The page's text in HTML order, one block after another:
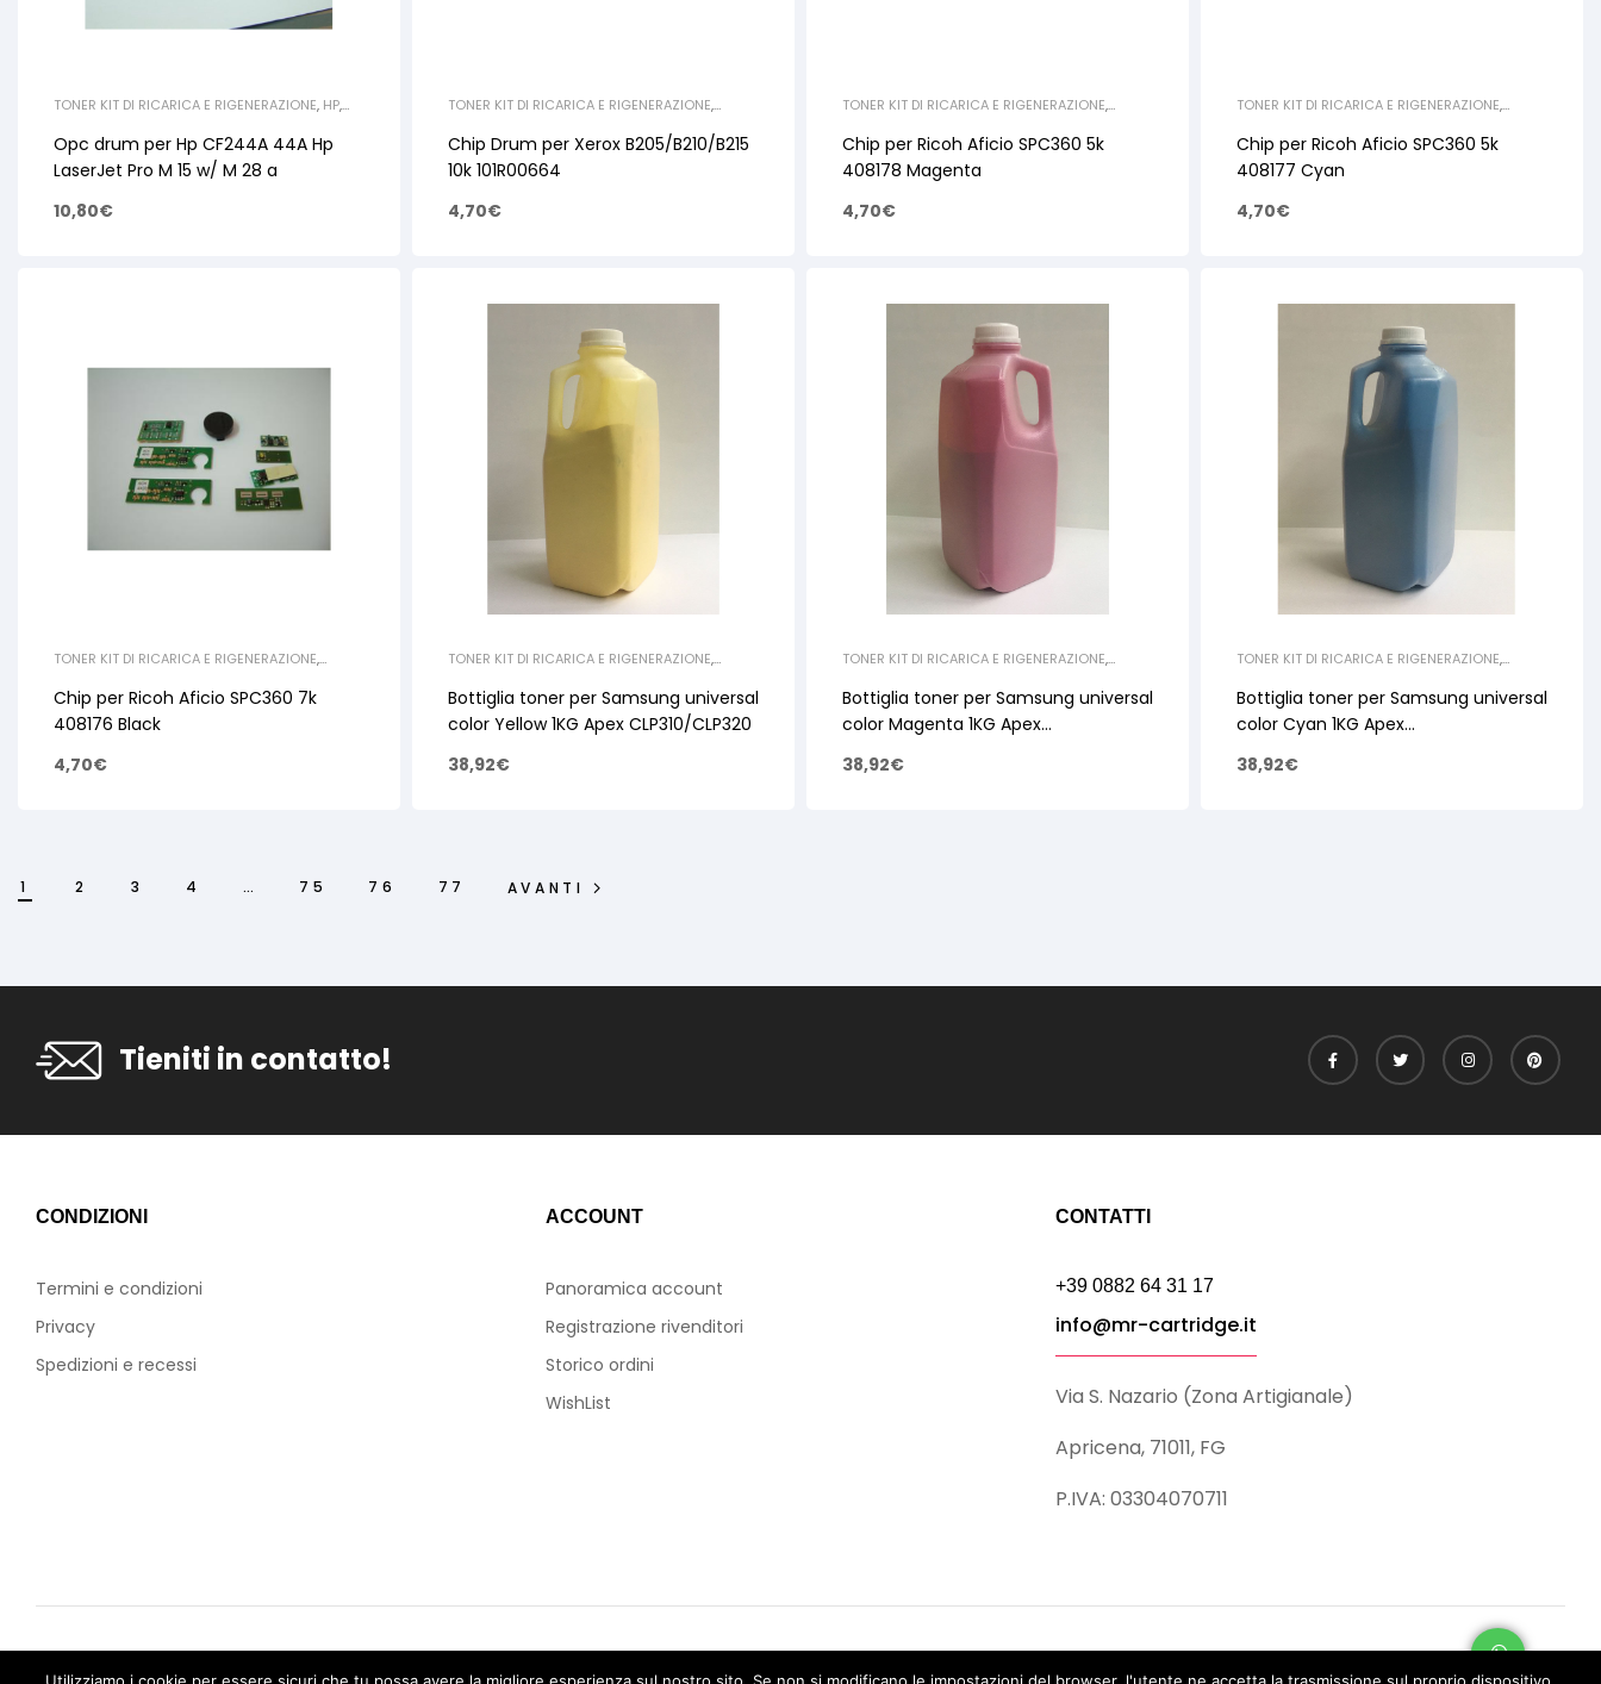
TONER KIT DI RICARICA E RIGENERAZIONE, HP,
Opc drum per Hp CF244A 44A Hp
LaserJet Pro M 15 w/ M 28 a
10,80€
TONER KIT DI RICARICA E RIGENERAZIONE,
Chip Drum per Xerox B205/B210/B215
10k 101R00664
4,70€
TONER KIT DI RICARICA E RIGENERAZIONE,
Chip per Ricoh Aficio SPC360 5k
408178 Magenta
4,70€
TONER KIT DI RICARICA E RIGENERAZIONE,
Chip per Ricoh Aficio SPC360 5k
408177 Cyan
4,70€
TONER KIT DI RICARICA E RIGENERAZIONE,
Chip per Ricoh Aficio SPC360 7k
408176 Black
4,70€
TONER KIT DI RICARICA E RIGENERAZIONE,
Bottiglia toner per Samsung universal
color Yellow 1KG Apex CLP310/CLP320
38,92€
TONER KIT DI RICARICA E RIGENERAZIONE,
Bottiglia toner per Samsung universal
color Magenta 1KG Apex
38,92€
TONER KIT DI RICARICA E RIGENERAZIONE,
Bottiglia toner per Samsung universal
color Cyan 1KG Apex
38,92€
1 2 3 4 … 75 76 77 AVANTI
Tieniti in contatto!
CONDIZIONI
Termini e condizioni
Privacy
Spedizioni e recessi
ACCOUNT
Panoramica account
Registrazione rivenditori
Storico ordini
WishList
CONTATTI
+39 0882 64 31 17
info@mr-cartridge.it
Via S. Nazario (Zona Artigianale)
Apricena, 71011, FG
P.IVA: 03304070711
Copyright © 2023 Mr-Cartridge. Tutti i diritti sono riservati